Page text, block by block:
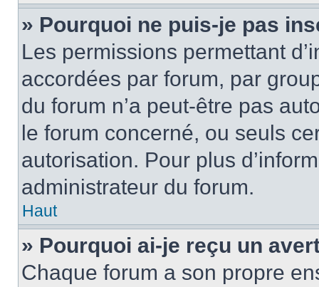
» Pourquoi ne puis-je pas
Les permissions permettant
accordées par forum, par
du forum n’a peut-être pas
le forum concerné, ou seuls
autorisation. Pour plus
administrateur du forum.
Haut
» Pourquoi ai-je reçu un
Chaque forum a son propre